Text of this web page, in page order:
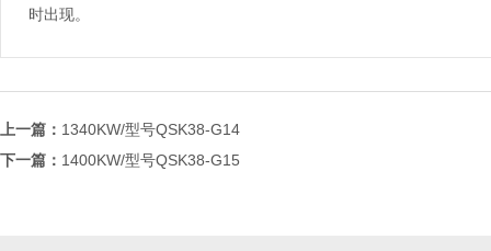
时出现。
上一篇： 1340KW/型号QSK38-G14
下一篇： 1400KW/型号QSK38-G15